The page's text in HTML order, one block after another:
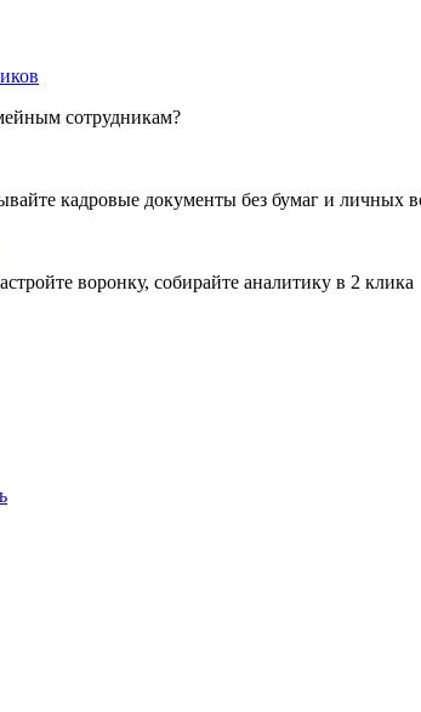
сотрудникам?
кадровые документы без бумаг и личных
воронку, собирайте аналитику в 2 клика